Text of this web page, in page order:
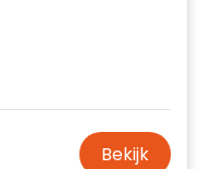
Bekijk